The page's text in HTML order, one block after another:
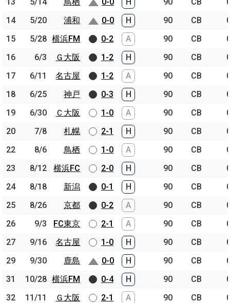
14
5/20 浦和 0-0 H 90 CB
15
5/28 横浜FM 0-2 A 90 CB
16
6/3 Ｇ大阪 1-2 H 90 CB
17
6/11 名古屋 1-2 A 90 CB
18
6/25 神戸 0-3 H 90 CB
19
6/30 Ｃ大阪 1-0 A 90 CB
20
7/8 札幌 2-1 H 90 CB
22
8/6 鳥栖 1-0 A 90 CB
23
8/12 横浜FC 2-0 H 90 CB
24
8/18 新潟 0-1 H 90 CB
25
8/26 京都 0-2 A 90 CB
26
9/3 FC東京 2-1 A 90 CB
27
9/16 名古屋 1-0 H 90 CB
29
9/30 鹿島 0-0 H 90 CB
31
10/28 横浜FM 0-4 H 90 CB
32
11/11 Ｇ大阪 2-1 A 90 CB
14
5/20
浦和
15
5/28 横浜FM
16
6/3
Ｇ大阪
17
6/11
名古屋
18
6/25
神戸
19
6/30
Ｃ大阪
20
7/8
札幌
22
8/6
鳥栖
23
8/12
横浜FC
24
8/18
新潟
25
8/26
京都
26
9/3
FC東京
27
9/16
名古屋
29
9/30
鹿島
31
10/28 横浜FM
32
11/11 Ｇ大阪